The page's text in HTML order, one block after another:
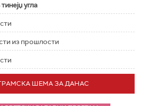
угла
из прошлости
ШЕМА ЗА ДАНАС